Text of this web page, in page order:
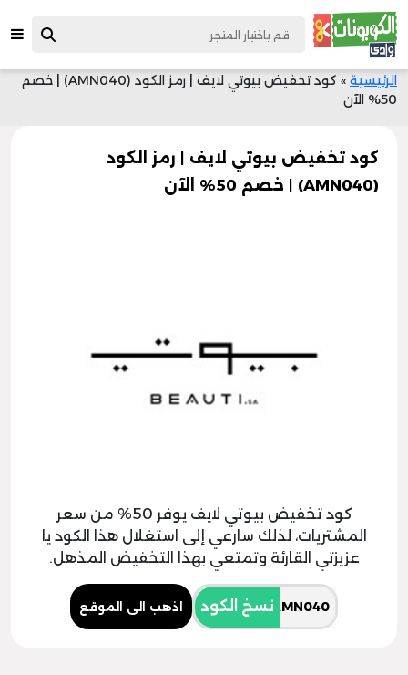
الرئيسية »
كود تخفيض بيوتي لايف | رمز الكود (AMN040) | خصم
50% الآن
كود تخفيض بيوتي لايف | رمز الكود
(AMN040) | خصم 50% الآن
كود تخفيض بيوتي لايف يوفر 50% من سعر
المشتريات، لذلك سارعي إلى استغلال هذا الكود يا
عزيزتي القارئة وتمتعي بهذا التخفيض المذهل.
نسخ الكود اذهب الى الموقع